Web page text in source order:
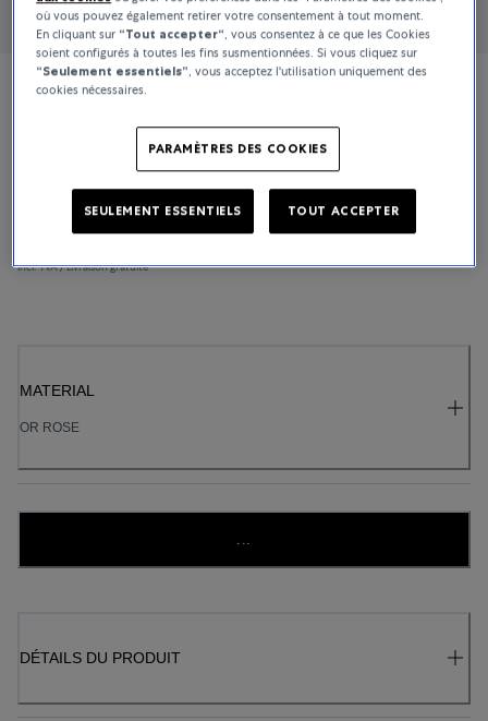
Bucherer Fine Jewellery
1 600 CHF
incl. TVA / Livraison gratuite En stock
MATERIAL
OR ROSE
...
DÉTAILS DU PRODUIT
où vous pouvez également retirer votre consentement à tout moment.
En cliquant sur “Tout accepter“, vous consentez à ce que les Cookies
soient configurés à toutes les fins susmentionnées. Si vous cliquez sur
“Seulement essentiels”, vous acceptez l'utilisation uniquement des
cookies nécessaires.
PARAMÈTRES DES COOKIES
SEULEMENT ESSENTIELS TOUT ACCEPTER